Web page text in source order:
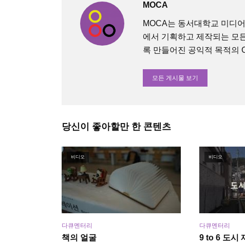
MOCA
MOCA는 동서대학교 미디
에서 기획하고 제작되는 모
록 만들어진 공익적 목적의
모든 게시물 보기
당신이 좋아할만 한 콘텐츠
비디오
다큐멘터리
책의 얼굴
비디오
다큐멘터리
9 to 6 도시